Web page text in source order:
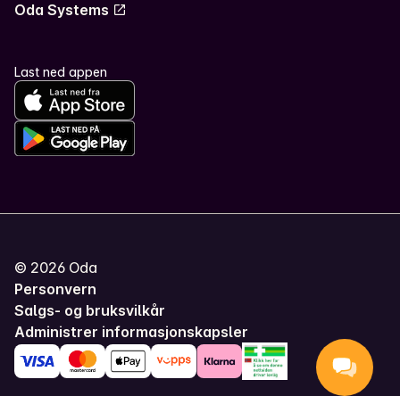
Oda Systems
Last ned appen
© 2026 Oda
Personvern
Salgs- og bruksvilkår
Administrer informasjonskapsler